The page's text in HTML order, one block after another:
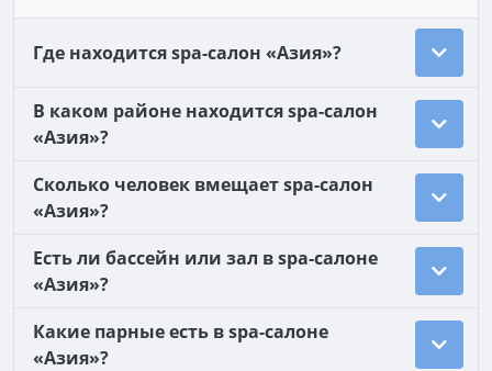
Где находится spa-салон «Азия»?
В каком районе находится spa-салон
«Азия»?
Сколько человек вмещает spa-салон
«Азия»?
Есть ли бассейн или зал в spa-салоне
«Азия»?
Какие парные есть в spa-салоне
«Азия»?